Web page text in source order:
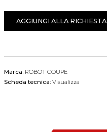
AGGIUNGI ALLA RICHIESTA
Marca: ROBOT COUPE
Scheda tecnica: Visualizza